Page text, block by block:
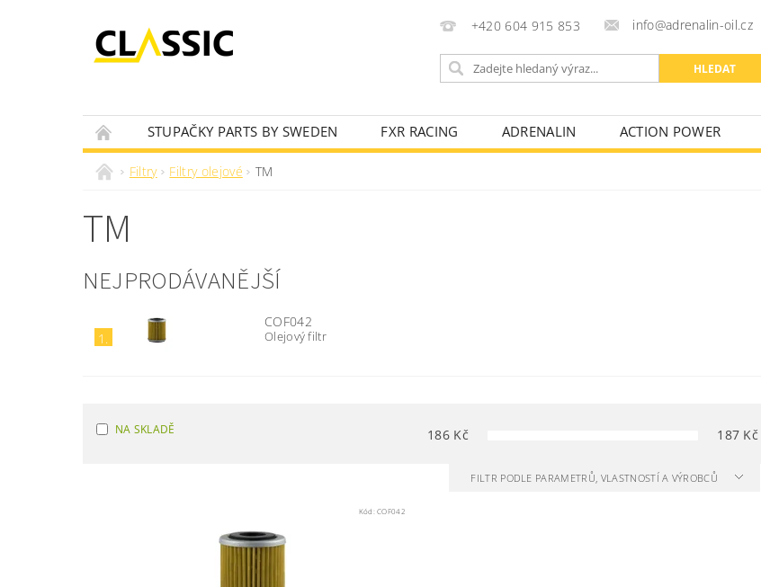
+420 604 915 853 info@adrenalin-oil.cz
STUPAČKY PARTS BY SWEDEN FXR RACING ADRENALIN ACTION POWER
OLEJOVÝ VYHLEDÁVAČ
Filtry Filtry olejové TM
TM
NEJPRODÁVANĚJŠÍ
1.
COF042
Olejový filtr
NA SKLADĚ 186 Kč 187 Kč
FILTR PODLE PARAMETRŮ, VLASTNOSTÍ A VÝROBCŮ
Kód:COF042